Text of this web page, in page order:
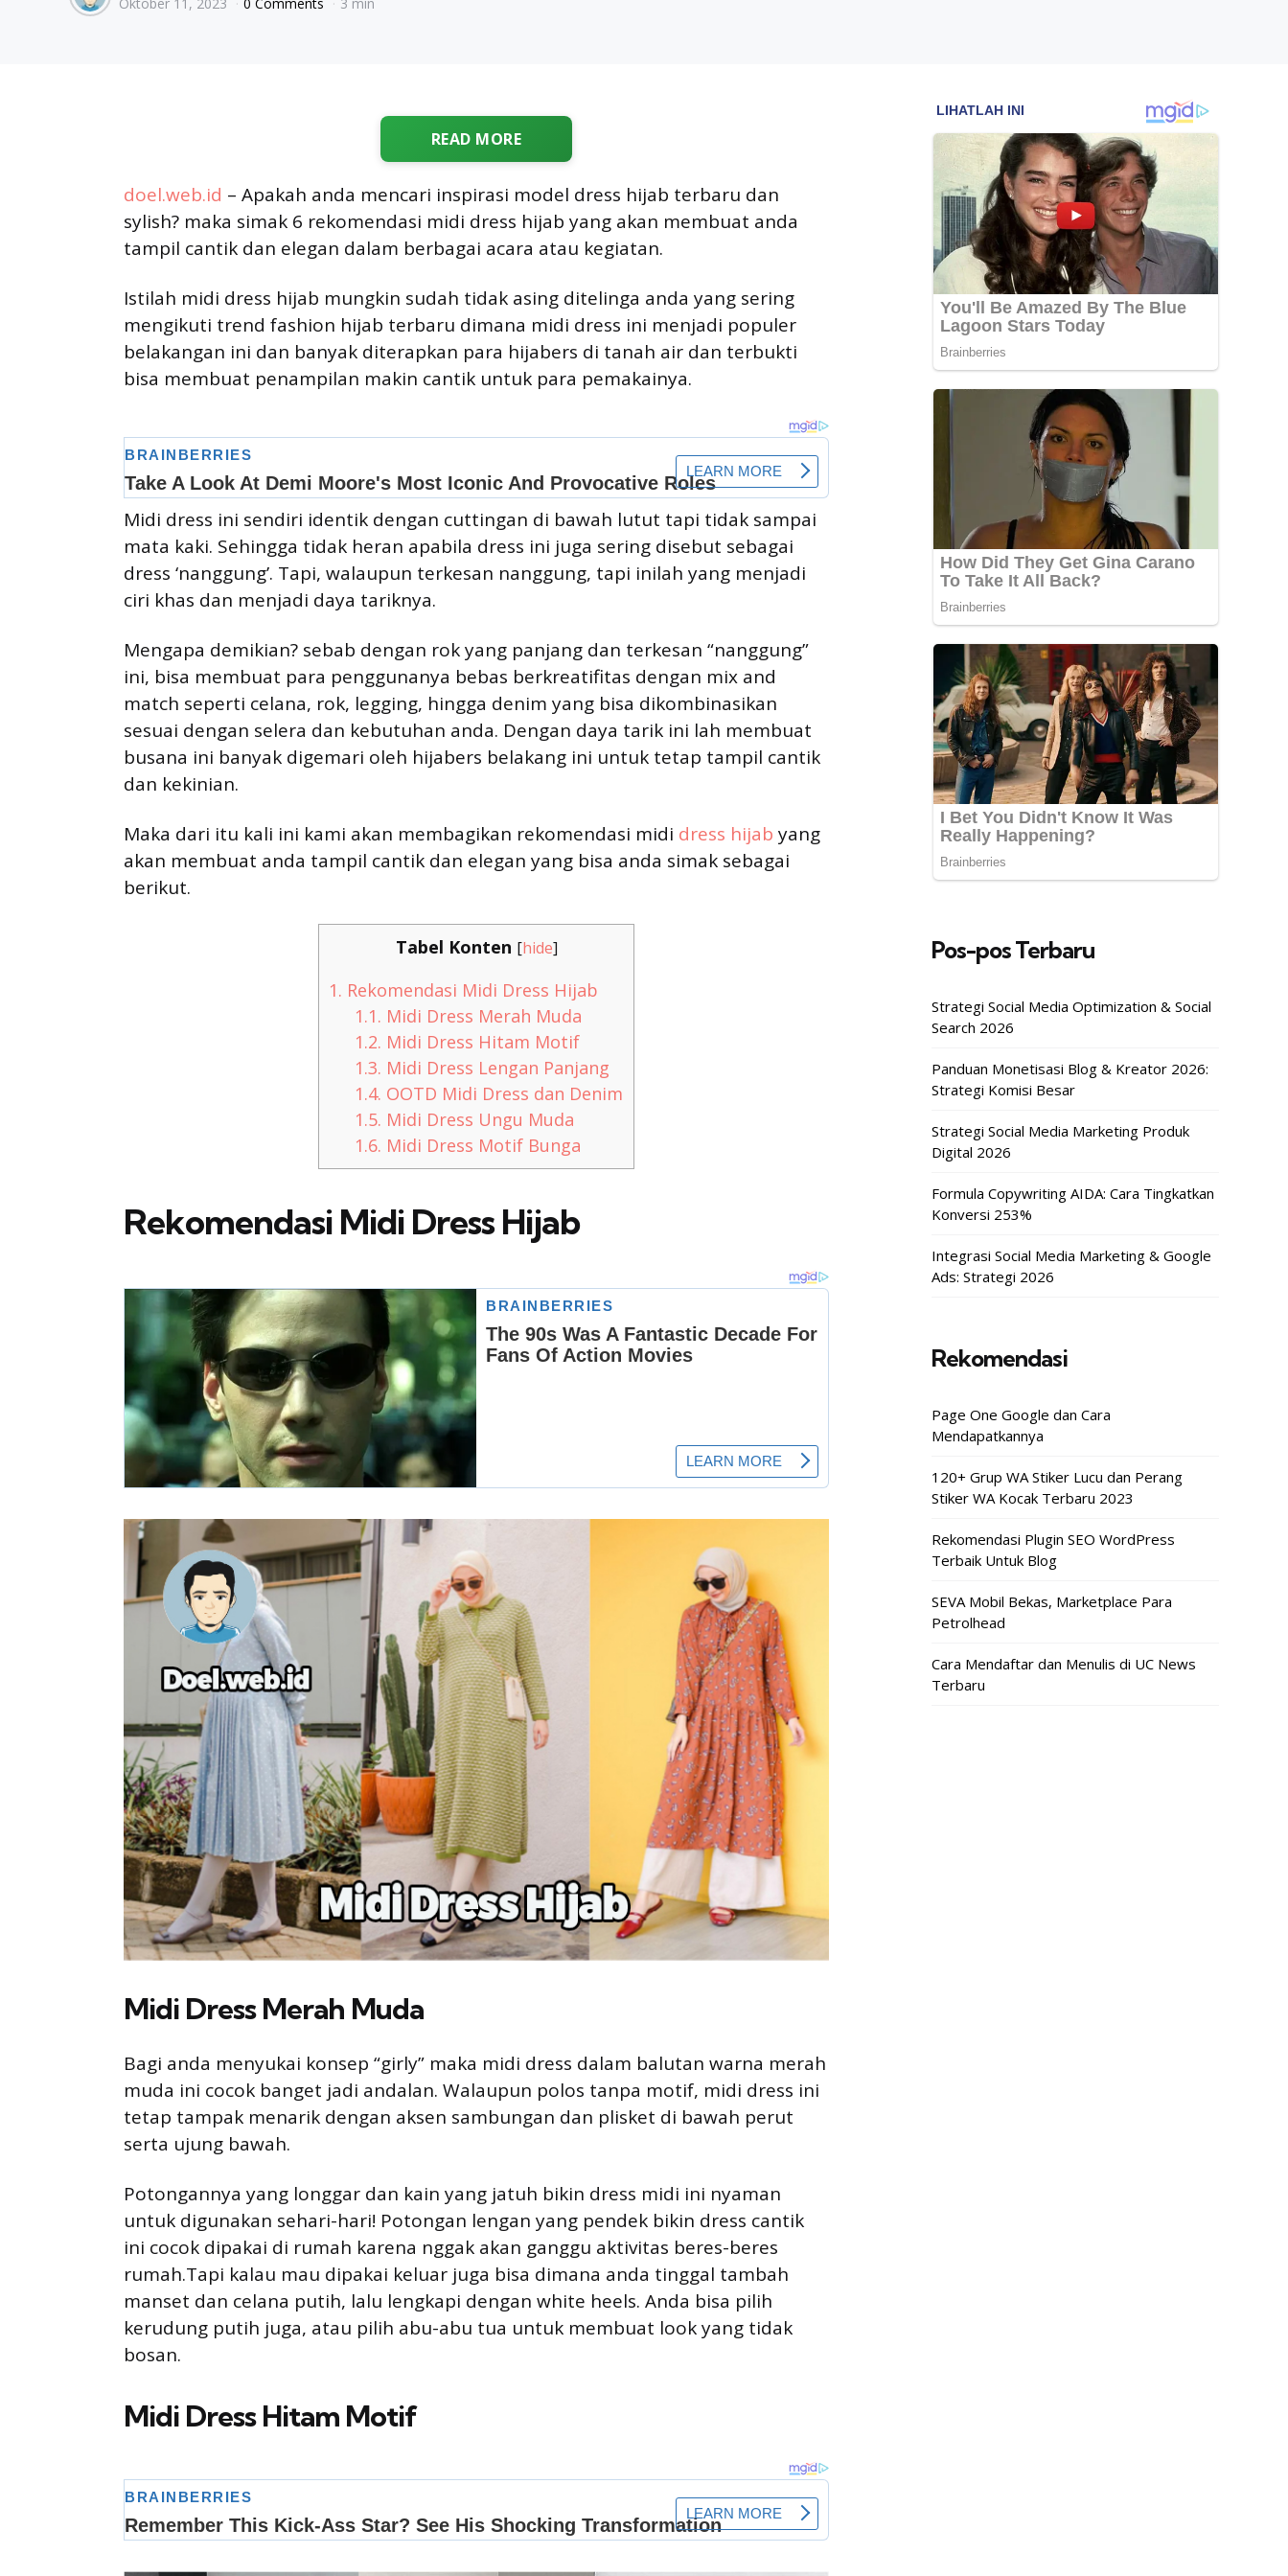
by
READ MORE
doel.web.id – Apakah anda mencari inspirasi model dress hijab terbaru dan
sylish? maka simak 6 rekomendasi midi dress hijab yang akan membuat anda
tampil cantik dan elegan dalam berbagai acara atau kegiatan.
Istilah midi dress hijab mungkin sudah tidak asing ditelinga anda yang sering
mengikuti trend fashion hijab terbaru dimana midi dress ini menjadi populer
belakangan ini dan banyak diterapkan para hijabers di tanah air dan terbukti
bisa membuat penampilan makin cantik untuk para pemakainya.
Midi dress ini sendiri identik dengan cuttingan di bawah lutut tapi tidak sampai
mata kaki. Sehingga tidak heran apabila dress ini juga sering disebut sebagai
dress ‘nanggung’. Tapi, walaupun terkesan nanggung, tapi inilah yang menjadi
ciri khas dan menjadi daya tariknya.
Mengapa demikian? sebab dengan rok yang panjang dan terkesan “nanggung”
ini, bisa membuat para penggunanya bebas berkreatifitas dengan mix and
match seperti celana, rok, legging, hingga denim yang bisa dikombinasikan
sesuai dengan selera dan kebutuhan anda. Dengan daya tarik ini lah membuat
busana ini banyak digemari oleh hijabers belakang ini untuk tetap tampil cantik
dan kekinian.
Maka dari itu kali ini kami akan membagikan rekomendasi midi dress hijab yang
akan membuat anda tampil cantik dan elegan yang bisa anda simak sebagai
berikut.
Tabel Konten [hide]
1. Rekomendasi Midi Dress Hijab
1.1. Midi Dress Merah Muda
1.2. Midi Dress Hitam Motif
1.3. Midi Dress Lengan Panjang
1.4. OOTD Midi Dress dan Denim
1.5. Midi Dress Ungu Muda
1.6. Midi Dress Motif Bunga
Rekomendasi Midi Dress Hijab
Midi Dress Merah Muda
Bagi anda menyukai konsep “girly” maka midi dress dalam balutan warna merah
muda ini cocok banget jadi andalan. Walaupun polos tanpa motif, midi dress ini
tetap tampak menarik dengan aksen sambungan dan plisket di bawah perut
serta ujung bawah.
Potongannya yang longgar dan kain yang jatuh bikin dress midi ini nyaman
untuk digunakan sehari-hari! Potongan lengan yang pendek bikin dress cantik
ini cocok dipakai di rumah karena nggak akan ganggu aktivitas beres-beres
rumah.Tapi kalau mau dipakai keluar juga bisa dimana anda tinggal tambah
manset dan celana putih, lalu lengkapi dengan white heels. Anda bisa pilih
kerudung putih juga, atau pilih abu-abu tua untuk membuat look yang tidak
bosan.
Midi Dress Hitam Motif
Pos-pos Terbaru
Strategi Social Media Optimization & Social
Search 2026
Panduan Monetisasi Blog & Kreator 2026:
Strategi Komisi Besar
Strategi Social Media Marketing Produk
Digital 2026
Formula Copywriting AIDA: Cara Tingkatkan
Konversi 253%
Integrasi Social Media Marketing & Google
Ads: Strategi 2026
Rekomendasi
Page One Google dan Cara
Mendapatkannya
120+ Grup WA Stiker Lucu dan Perang
Stiker WA Kocak Terbaru 2023
Rekomendasi Plugin SEO WordPress
Terbaik Untuk Blog
SEVA Mobil Bekas, Marketplace Para
Petrolhead
Cara Mendaftar dan Menulis di UC News
Terbaru